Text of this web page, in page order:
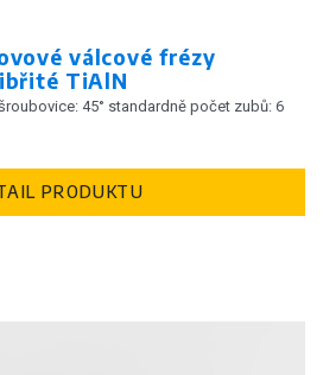
válcové frézy
TiAlN
45° standardně počet zubů: 6
PRODUKTU